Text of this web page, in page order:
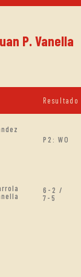
P. Vanella
Resultado
P2: WO
6-2 /
7-5